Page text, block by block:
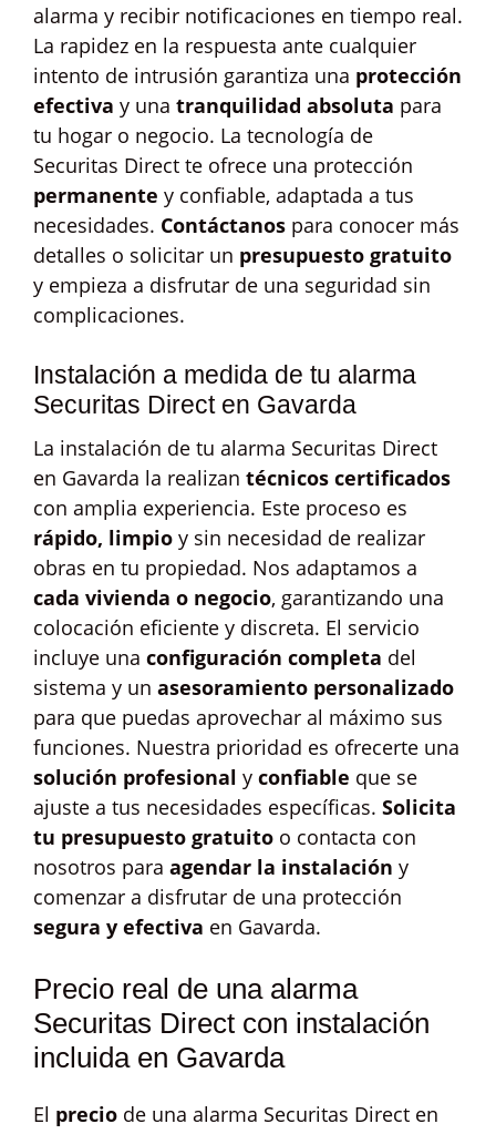
alarma y recibir notificaciones en tiempo real.
La rapidez en la respuesta ante cualquier
intento de intrusión garantiza una protección
efectiva y una tranquilidad absoluta para
tu hogar o negocio. La tecnología de
Securitas Direct te ofrece una protección
permanente y confiable, adaptada a tus
necesidades. Contáctanos para conocer más
detalles o solicitar un presupuesto gratuito
y empieza a disfrutar de una seguridad sin
complicaciones.
Instalación a medida de tu alarma
Securitas Direct en Gavarda
La instalación de tu alarma Securitas Direct
en Gavarda la realizan técnicos certificados
con amplia experiencia. Este proceso es
rápido, limpio y sin necesidad de realizar
obras en tu propiedad. Nos adaptamos a
cada vivienda o negocio, garantizando una
colocación eficiente y discreta. El servicio
incluye una configuración completa del
sistema y un asesoramiento personalizado
para que puedas aprovechar al máximo sus
funciones. Nuestra prioridad es ofrecerte una
solución profesional y confiable que se
ajuste a tus necesidades específicas. Solicita
tu presupuesto gratuito o contacta con
nosotros para agendar la instalación y
comenzar a disfrutar de una protección
segura y efectiva en Gavarda.
Precio real de una alarma
Securitas Direct con instalación
incluida en Gavarda
El precio de una alarma Securitas Direct en